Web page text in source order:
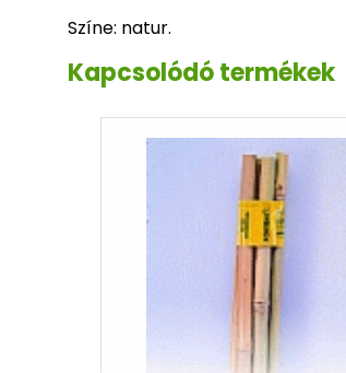
Színe: natur.
Kapcsolódó termékek